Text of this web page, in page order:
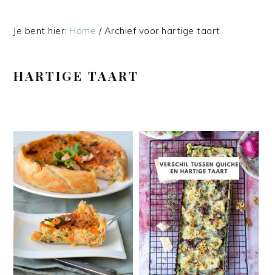
Je bent hier: Home /Archief voor hartige taart
HARTIGE TAART